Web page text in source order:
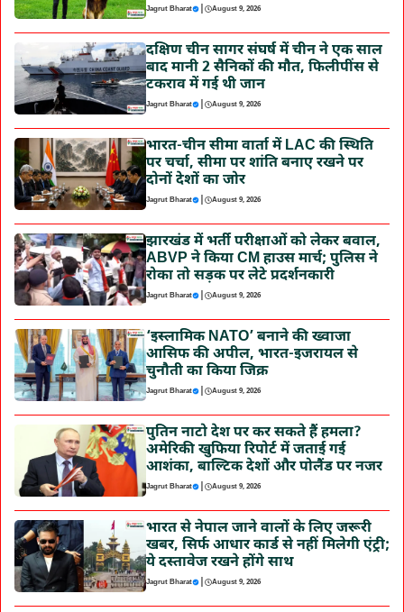
Jagrut Bharat | August 9, 2026
दक्षिण चीन सागर संघर्ष में चीन ने एक साल
बाद मानी 2 सैनिकों की मौत, फिलीपींस से
टकराव में गई थी जान
Jagrut Bharat | August 9, 2026
भारत-चीन सीमा वार्ता में LAC की स्थिति
पर चर्चा, सीमा पर शांति बनाए रखने पर
दोनों देशों का जोर
Jagrut Bharat | August 9, 2026
झारखंड में भर्ती परीक्षाओं को लेकर बवाल,
ABVP ने किया CM हाउस मार्च; पुलिस ने
रोका तो सड़क पर लेटे प्रदर्शनकारी
Jagrut Bharat | August 9, 2026
‘इस्लामिक NATO’ बनाने की ख्वाजा
आसिफ की अपील, भारत-इजरायल से
चुनौती का किया जिक्र
Jagrut Bharat | August 9, 2026
पुतिन नाटो देश पर कर सकते हैं हमला?
अमेरिकी खुफिया रिपोर्ट में जताई गई
आशंका, बाल्टिक देशों और पोलैंड पर नजर
Jagrut Bharat | August 9, 2026
भारत से नेपाल जाने वालों के लिए जरूरी
खबर, सिर्फ आधार कार्ड से नहीं मिलेगी एंट्री;
ये दस्तावेज रखने होंगे साथ
Jagrut Bharat | August 9, 2026